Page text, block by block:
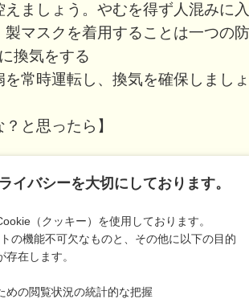
ましょう。やむを得ず人混みに
マスクを着用することは一つの
換気をする
常時運転し、換気を確保しましょ
と思ったら】
静にしましょう。
症状を予防するために、特に症
めに医療機関へ
い、意識状態がおかしいなど具
イバシーを大切にしております。
（クッキー）を使用しております。
の機能不可欠なものと、その他に以下の目的
在します。
めの閲覧状況の統計的な把握